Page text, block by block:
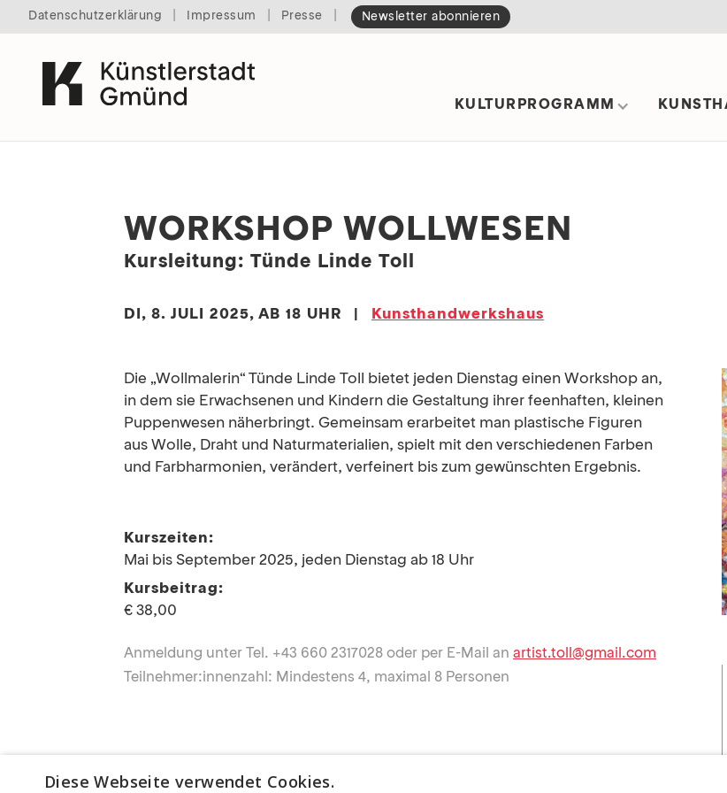
Datenschutzerklärung Impressum Presse Newsletter abonnieren
KULTURPROGRAMM
WORKSHOP WOLLWESEN
Kursleitung: Tünde Linde Toll
DI, 8. JULI 2025, AB 18 UHR Kunst­handwerks­haus
Die „Wollmalerin“ Tünde Linde Toll bietet jeden Dienstag einen Workshop an,
in dem sie Erwachsenen und Kindern die Gestaltung ihrer feenhaften, kleinen
Puppenwesen näherbringt. Gemeinsam erarbeitet man plastische Figuren
aus Wolle, Draht und Naturmaterialien, spielt mit den verschiedenen Farben
und Farbharmonien, verändert, verfeinert bis zum gewünschten Ergebnis.
Kurszeiten:
Mai bis September 2025, jeden Dienstag ab 18 Uhr
Kursbeitrag:
€ 38,00
Anmeldung unter Tel. +43 660 2317028 oder per E-Mail an artist.toll@gmail.com
Teilnehmer:innenzahl: Mindestens 4, maximal 8 Personen
Benötigen Sie für Ihren Aufenthalt eine Übernachtungsmöglichkeit? Eine Liste aller
Diese Webseite verwendet Cookies.